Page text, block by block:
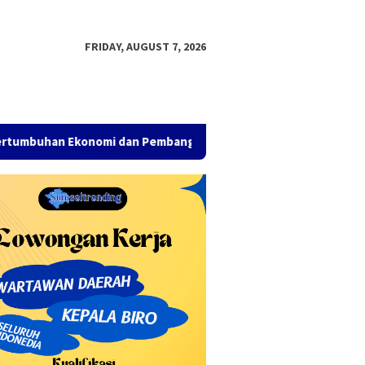
FRIDAY, AUGUST 7, 2026
dan Pembangunan Inklusif, isi Rancangan Awal RKPD 2026